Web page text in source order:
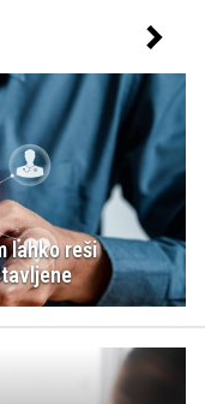
lahko reši